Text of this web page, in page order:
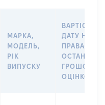
МАРКА,
МОДЕЛЬ,
РІК
ВИПУСКУ
ВАРТІСТЬ
ДАТУ
ПРАВА АБО
ОЦІНКОЮ,